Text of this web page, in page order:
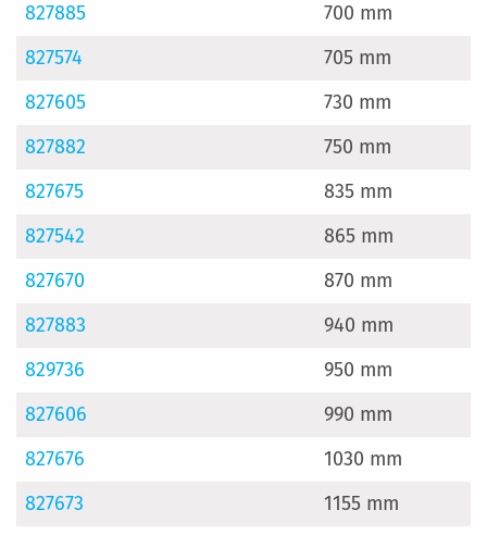
827885
700 mm
827574
705 mm
827605
730 mm
827882
750 mm
827675
835 mm
827542
865 mm
827670
870 mm
827883
940 mm
829736
950 mm
827606
990 mm
827676
1030 mm
827673
1155 mm